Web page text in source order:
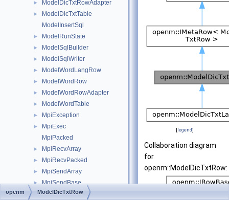
► ModelDicTxtRowAdapter
►
ModelDicTxtTable
ModelInsertSql
► ModelRunState
► ModelSqlBuilder
► ModelSqlWriter
► ModelWordLangRow
► ModelWordRow
► ModelWordRowAdapter
► ModelWordTable
► MpiException
►
MpiExec
MpiPacked
► MpiRecvArray
► MpiRecvPacked
► MpiSendArray
► MpiSendBase
► MpiSendPacked
[legend]
Collaboration diagram
for
openm::ModelDicTxtRow:
openm ModelDicTxtRow